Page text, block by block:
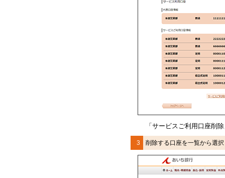
「 サービスご利用口座削
3 削除する口座を一覧から選